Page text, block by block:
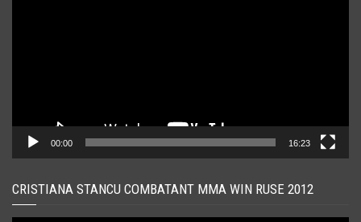
00:00 16:23
CRISTIANA STANCU COMBATANT MMA WIN RUSE 2012